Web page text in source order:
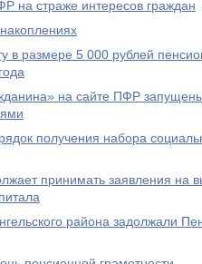
на страже интересов граждан
в размере 5 000 рублей
на сайте ПФР
получения набора
принимать заявления на
района задолжали